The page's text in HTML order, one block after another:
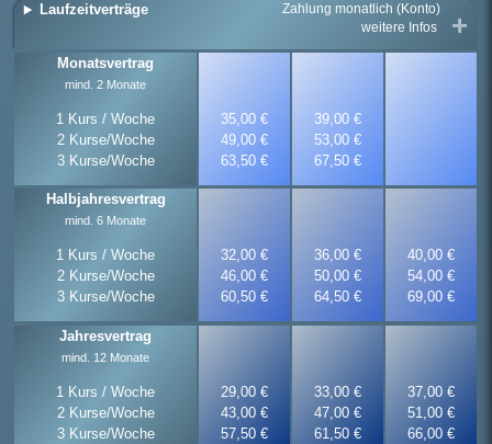
Laufzeitverträge
Zahlung monatlich (Konto)
weitere Infos
Monats­vertrag
mind. 2 Monate
1 Kurs / Woche
2 Kurse/Woche
3 Kurse/Woche
35,00 €
49,00 €
63,50 €
39,00 €
53,00 €
67,50 €
Halbjahres­vertrag
mind. 6 Monate
1 Kurs / Woche
2 Kurse/Woche
3 Kurse/Woche
32,00 €
46,00 €
60,50 €
36,00 €
50,00 €
64,50 €
40,00 €
54,00 €
69,00 €
Jahres­vertrag
mind. 12 Monate
1 Kurs / Woche
2 Kurse/Woche
3 Kurse/Woche
29,00 €
43,00 €
57,50 €
33,00 €
47,00 €
61,50 €
37,00 €
51,00 €
66,00 €